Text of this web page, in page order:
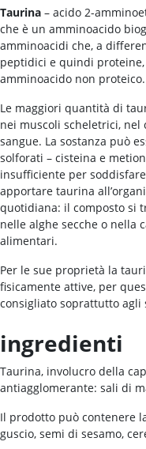
Taurina – acido 2-
che è un amminoacido
amminoacidi che, a
peptidici e quindi
amminoacido non proteico.
Le maggiori quantità di
nei muscoli scheletrici,
sangue. La sostanza può
solforati – cisteina e
insufficiente per
apportare taurina
quotidiana: il composto si
nelle alghe secche o nella
alimentari.
Per le sue proprietà la
fisicamente attive, per
consigliato soprattutto agli
ingredienti
Taurina, involucro della
antiagglomerante: sali di
Il prodotto può contenere
guscio, semi di sesamo,